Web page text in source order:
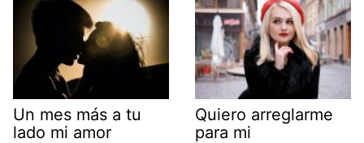
Un mes más a tu
lado mi amor
Quiero arreglarme
para mi